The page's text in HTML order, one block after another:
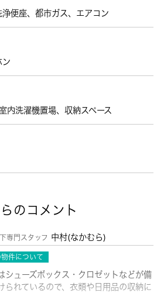
浄便座、 都市ガス、 エアコン
ン
室内洗濯機置場、 収納スペース
のコメント
専門スタッフ 中村(なかむら)
物件について
シューズボックス・クロゼットなどが備
られているので、衣類や日用品の収納に